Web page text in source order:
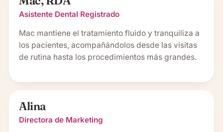
Asistente Dental Registrado
Mac mantiene el tratamiento fluido y tranquiliza a
los pacientes, acompañándolos desde las visitas
de rutina hasta los procedimientos más grandes.
Alina
Directora de Marketing